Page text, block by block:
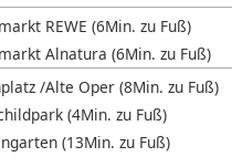
REWE (6Min. zu Fuß)
Alnatura (6Min. zu Fuß)
/Alte Oper (8Min. zu Fuß)
(4Min. zu Fuß)
(13Min. zu Fuß)